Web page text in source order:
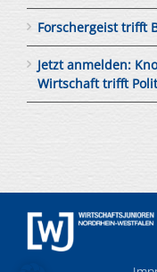
Forschergeist trifft
Jetzt anmelden:
Wirtschaft trifft